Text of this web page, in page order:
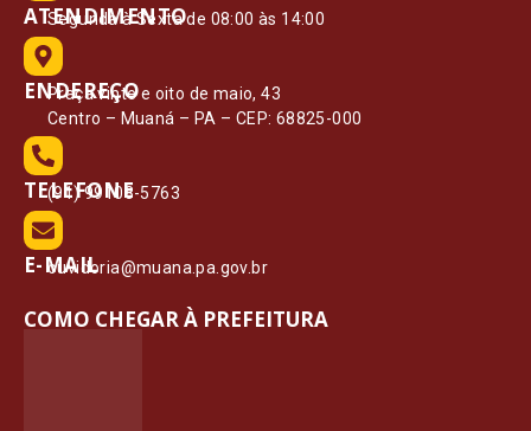
ATENDIMENTO
Segunda à Sexta de 08:00 às 14:00
ENDEREÇO
Praça vinte e oito de maio, 43
Centro – Muaná – PA – CEP: 68825-000
TELEFONE
(91) 99108-5763
E-MAIL
ouvidoria@muana.pa.gov.br
COMO CHEGAR À PREFEITURA